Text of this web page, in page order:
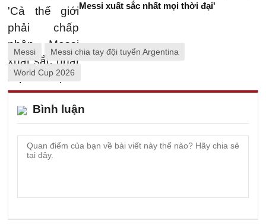
Messi xuất sắc nhất mọi thời đại'
Messi Messi chia tay đội tuyển Argentina
World Cup 2026
Bình luận